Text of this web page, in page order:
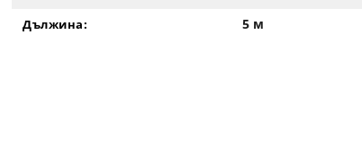
Дължина: 5 м